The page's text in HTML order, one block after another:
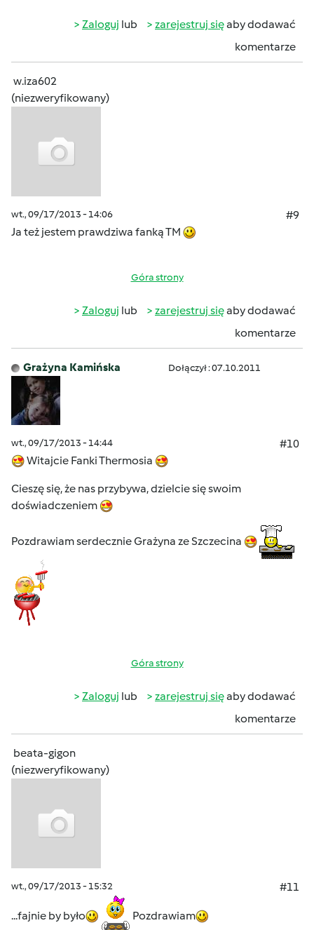
Zaloguj lub zarejestruj sięaby dodawać
komentarze
w.iza602
(niezweryfikowany)
wt., 09/17/2013 - 14:06
#9
Ja też jestem prawdziwa fanką TM
Góra strony
Zaloguj lub zarejestruj sięaby dodawać
komentarze
Grażyna Kamińska Dołączył : 07.10.2011
wt., 09/17/2013 - 14:44
#10
Witajcie Fanki Thermosia
Cieszę się, że nas przybywa, dzielcie się swoim
doświadczeniem
Pozdrawiam serdecznie Grażyna ze Szczecina
Góra strony
Zaloguj lub zarejestruj sięaby dodawać
komentarze
beata-gigon
(niezweryfikowany)
wt., 09/17/2013 - 15:32 #11
...fajnie by było Pozdrawiam